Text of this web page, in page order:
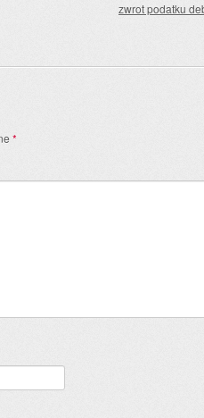
zwrot podatku
*